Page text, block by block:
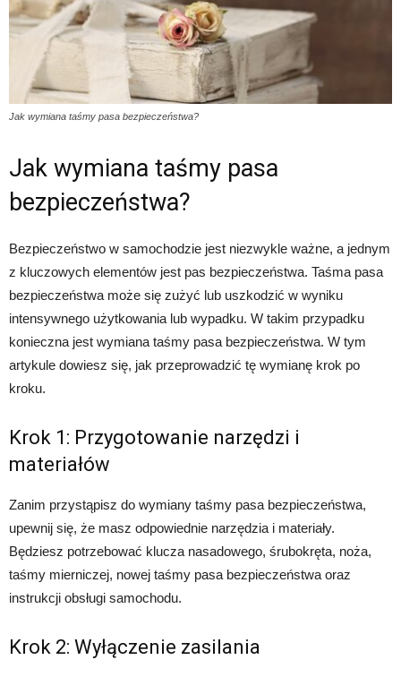
Jak wymiana taśmy pasa bezpieczeństwa?
Jak wymiana taśmy pasa
bezpieczeństwa?
Bezpieczeństwo w samochodzie jest niezwykle ważne, a jednym
z kluczowych elementów jest pas bezpieczeństwa. Taśma pasa
bezpieczeństwa może się zużyć lub uszkodzić w wyniku
intensywnego użytkowania lub wypadku. W takim przypadku
konieczna jest wymiana taśmy pasa bezpieczeństwa. W tym
artykule dowiesz się, jak przeprowadzić tę wymianę krok po
kroku.
Krok 1: Przygotowanie narzędzi i
materiałów
Zanim przystąpisz do wymiany taśmy pasa bezpieczeństwa,
upewnij się, że masz odpowiednie narzędzia i materiały.
Będziesz potrzebować klucza nasadowego, śrubokręta, noża,
taśmy mierniczej, nowej taśmy pasa bezpieczeństwa oraz
instrukcji obsługi samochodu.
Krok 2: Wyłączenie zasilania